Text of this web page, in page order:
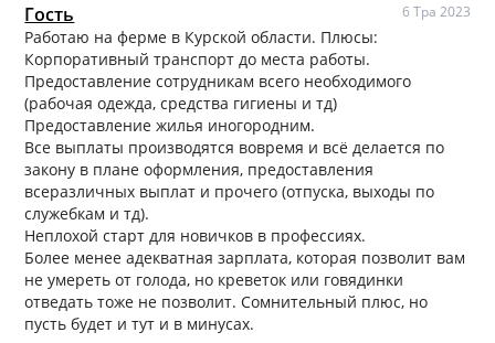
Гость 6 Тра 2023
Работаю на ферме в Курской области. Плюсы:
Корпоративный транспорт до места работы.
Предоставление сотрудникам всего необходимого
(рабочая одежда, средства гигиены и тд)
Предоставление жилья иногородним.
Все выплаты производятся вовремя и всё делается по
закону в плане оформления, предоставления
всеразличных выплат и прочего (отпуска, выходы по
служебкам и тд).
Неплохой старт для новичков в профессиях.
Более менее адекватная зарплата, которая позволит вам
не умереть от голода, но креветок или говядинки
отведать тоже не позволит. Сомнительный плюс, но
пусть будет и тут и в минусах.